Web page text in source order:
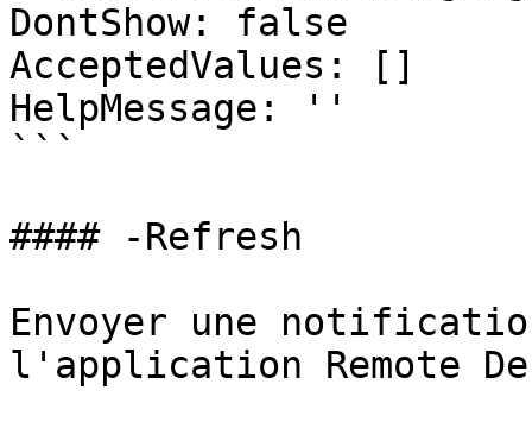
DontShow: false
AcceptedValues: []
HelpMessage: ''
```
#### -Refresh
Envoyer une
l'application Remote